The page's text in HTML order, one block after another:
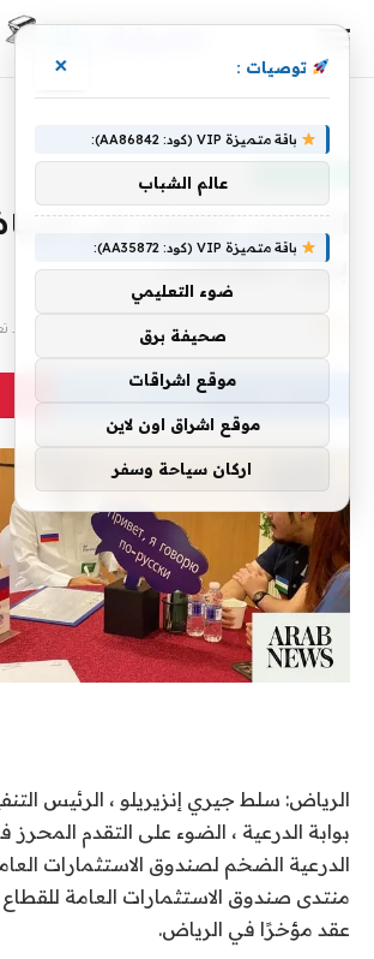
التبادل اللغوي في
بين الثقافات
eshrag لا توجد
الرياض: سلط جيري إنزيريلو ، الرئيس
بوابة الدرعية ، الضوء على التقدم
الدرعية الضخم لصندوق الاستثمارات
منتدى صندوق الاستثمارات العامة
عقد مؤخرًا في الرياض.
توصيات : ×
باقة متميزة VIP (كود: AA86842):
عالم الشباب
باقة متميزة VIP (كود: AA35872):
ضوء التعليمي
صحيفة برق
موقع اشراقات
موقع اشراق اون لاين
اركان سياحة وسفر